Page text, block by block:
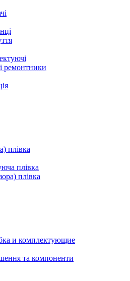
ремонтники
плівка
плівка
плівка
и комплектующие
та компоненти